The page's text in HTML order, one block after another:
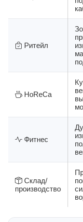
Ритейл
HoReCa
Фитнес
Склад/
производство